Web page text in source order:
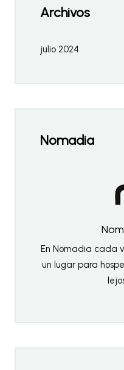
Archivos
julio 2024
Nomadia
En Nomadia cada
un lugar para